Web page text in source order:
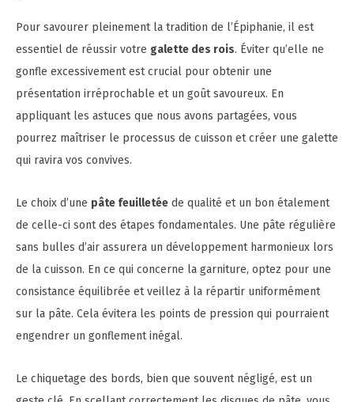
Pour savourer pleinement la tradition de l’Épiphanie, il est
essentiel de réussir votre galette des rois. Éviter qu’elle ne
gonfle excessivement est crucial pour obtenir une
présentation irréprochable et un goût savoureux. En
appliquant les astuces que nous avons partagées, vous
pourrez maîtriser le processus de cuisson et créer une galette
qui ravira vos convives.
Le choix d’une pâte feuilletée de qualité et un bon étalement
de celle-ci sont des étapes fondamentales. Une pâte régulière
sans bulles d’air assurera un développement harmonieux lors
de la cuisson. En ce qui concerne la garniture, optez pour une
consistance équilibrée et veillez à la répartir uniformément
sur la pâte. Cela évitera les points de pression qui pourraient
engendrer un gonflement inégal.
Le chiquetage des bords, bien que souvent négligé, est un